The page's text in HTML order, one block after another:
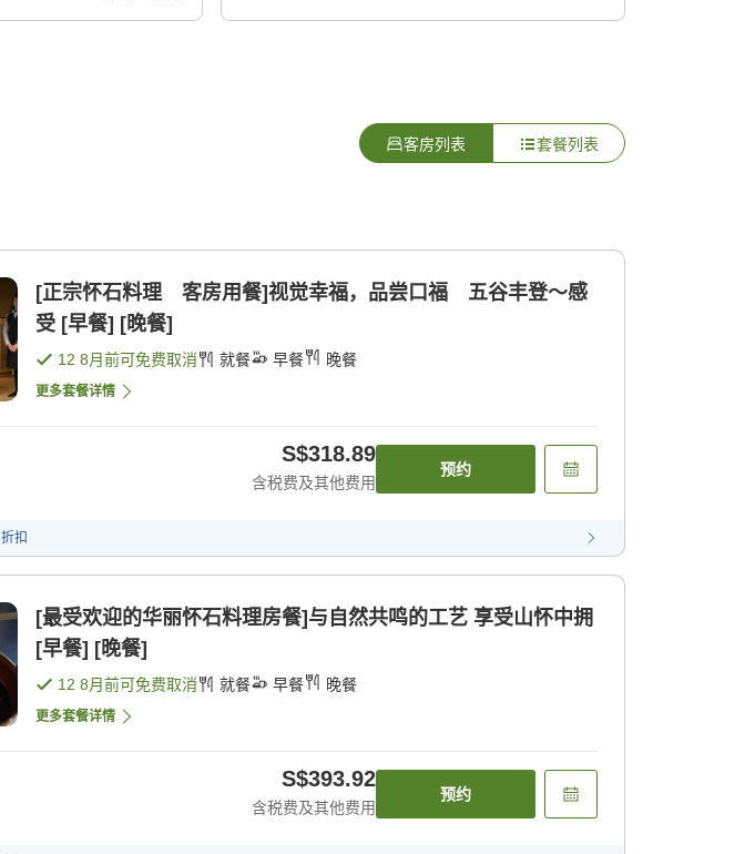
客房列表 套餐列表
[正宗怀石料理 客房用餐]视觉幸福，品尝口福 五谷丰登〜感
受 [早餐] [晚餐]
12 8月前可免费取消 就餐 早餐 晚餐
更多套餐详情
S$318.89
含税费及其他费用
预约
折扣
[最受欢迎的华丽怀石料理房餐]与自然共鸣的工艺 享受山怀中拥
[早餐] [晚餐]
12 8月前可免费取消 就餐 早餐 晚餐
更多套餐详情
S$393.92
含税费及其他费用
预约